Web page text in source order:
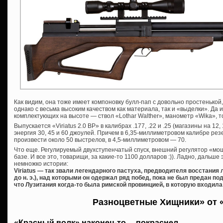
Как видим, она тоже имеет компоновку булл-пап с довольно
однако с весьма высоким качеством как материала, так и «выделки». Да
комплектующих на высоте — ствол «Lothar Walther», манометр «Wika»,
Выпускается «Viriatus 2.0 BP» в калибрах .177, .22 и .25 (магазины на 12,
энергия 30, 45 и 60 джоулей. Причем в 6,35-миллиметровом калибре
произвести около 50 выстрелов, в 4,5-миллиметровом — 70.
Что еще. Регулируемый двухступенчатый спуск, внешний регулятор
базе. И все это, товарищи, за какие-то 1100 долларов :)). Ладно, дальше
немножко истории:
Viriatus — так звали легендарного пастуха, предводителя восстания
до н. э.), над которыми он одержал ряд побед, пока не был предан
что Лузитания когда-то была римской провинцией, в которую
Разноцветные Хищники» от